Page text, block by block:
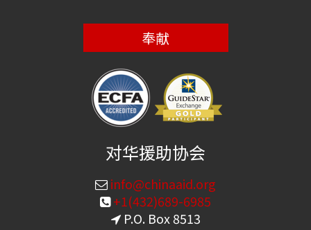
奉献
对华援助协会
info@chinaaid.org
+1(432)689-6985
P.O. Box 8513